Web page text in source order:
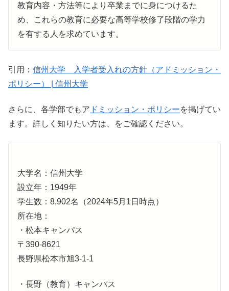
教育内容・方法等により卒業までに身につけるた
め、これらの教育に必要な高等学校修了段階の学力
を有する人を求めています。
引用： 信州大学 入学者受入れの方針（アドミッション・
ポリシー） | 信州大学
さらに、各学部でもア ドミッション・ポリシーを掲げてい
ます。詳しく知りたい方は、をご確認ください。
大学名：信州大学
設立年：1949年
学生数：8,902名（2024年5月1日時点）
所在地：
・松本キャンパス
〒390-8621
長野県松本市旭3-1-1
・長野（教育）キャンパス